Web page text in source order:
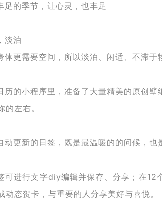
足的季节，让心灵，也丰足
淡泊
体更需要空间，所以淡泊、闲适、不滞于
历的小程序里，准备了大量精美的原创壁
的左右。
动更新的日签，既是最温暖的的问候，也
可进行文字diy编辑并保存、分享；在12
动态贺卡，与重要的人分享美好与喜悦。